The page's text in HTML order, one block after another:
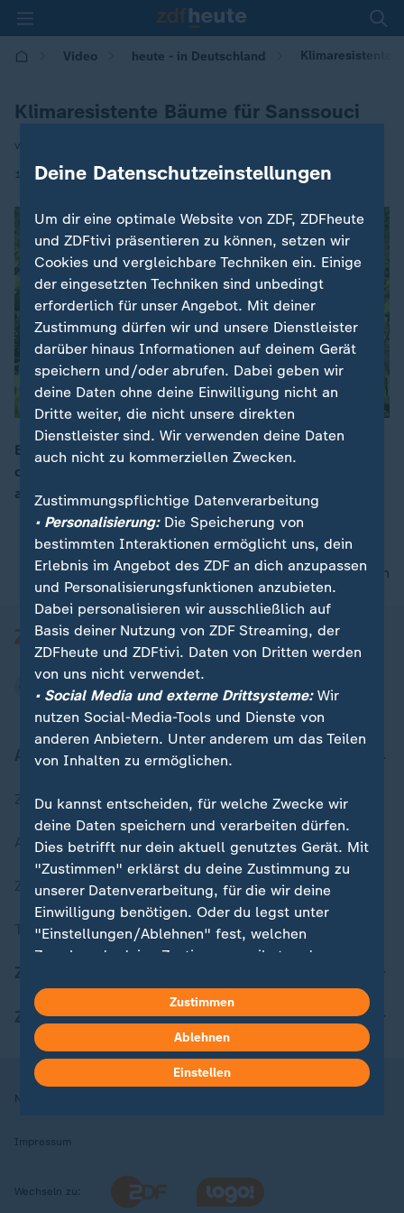
Video heute - in Deutschland Klimaresistente
Klimaresistente Bäume für Sanssouci
von Katrin Lindner
16.06.2026 | 14:00
Eine neue Baumschule in Sanssouci soll dafür sorgen,
dass der Baumbestand dort erhalten bleibt, denn die
alten Bestände leiden am Klimawandel.
nach oben
Aktuell bei ZDFheute
Zuletzt veröffentlicht
Aktuelle Sendungs-Videos
ZDFheute Stories
Themen im Überblick
ZDFheute Apps
Nutzungsbedingungen
Impressum
Wechseln zu:
Deine Datenschutzeinstellungen
Um dir eine optimale Website von ZDF, ZDFheute
und ZDFtivi präsentieren zu können, setzen wir
Cookies und vergleichbare Techniken ein. Einige
der eingesetzten Techniken sind unbedingt
erforderlich für unser Angebot. Mit deiner
Zustimmung dürfen wir und unsere Dienstleister
darüber hinaus Informationen auf deinem Gerät
speichern und/oder abrufen. Dabei geben wir
deine Daten ohne deine Einwilligung nicht an
Dritte weiter, die nicht unsere direkten
Dienstleister sind. Wir verwenden deine Daten
auch nicht zu kommerziellen Zwecken.
Zustimmungspflichtige Datenverarbeitung
• Personalisierung:Die Speicherung von
bestimmten Interaktionen ermöglicht uns, dein
Erlebnis im Angebot des ZDF an dich anzupassen
und Personalisierungsfunktionen anzubieten.
Dabei personalisieren wir ausschließlich auf
Basis deiner Nutzung von ZDF Streaming, der
ZDFheute und ZDFtivi. Daten von Dritten werden
von uns nicht verwendet.
• Social Media und externe Drittsysteme:Wir
nutzen Social-Media-Tools und Dienste von
anderen Anbietern. Unter anderem um das Teilen
von Inhalten zu ermöglichen.
Du kannst entscheiden, für welche Zwecke wir
deine Daten speichern und verarbeiten dürfen.
Dies betrifft nur dein aktuell genutztes Gerät. Mit
"Zustimmen" erklärst du deine Zustimmung zu
unserer Datenverarbeitung, für die wir deine
Einwilligung benötigen. Oder du legst unter
"Einstellungen/Ablehnen" fest, welchen
Zwecken du deine Zustimmung gibst und
kannst du jederzeit mit Wirkung für die Zukunft
in deinen Einstellungen widerrufen oder ändern.
Hier findest du das Impressum.
Weitere Informationen findest du in unserer
Zustimmen
Ablehnen
Einstellen